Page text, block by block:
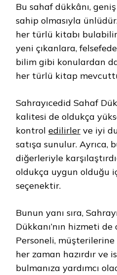
Bu sahaf dükkânı,
sahip olmasıyla
her türlü kitabı
yeni çıkanlara,
bilim gibi konulardan
her türlü kitap
Sahrayıcedid Sahaf
kalitesi de oldukça
kontrol edilirler ve iyi
satışa sunulur. Ayrıca,
diğerleriyle
oldukça uygun olduğu
seçenektir.
Bunun yanı sıra,
Dükkanı’nın hizmeti
Personeli, müşterilerine
her zaman hazırdır ve
bulmanıza yardımcı